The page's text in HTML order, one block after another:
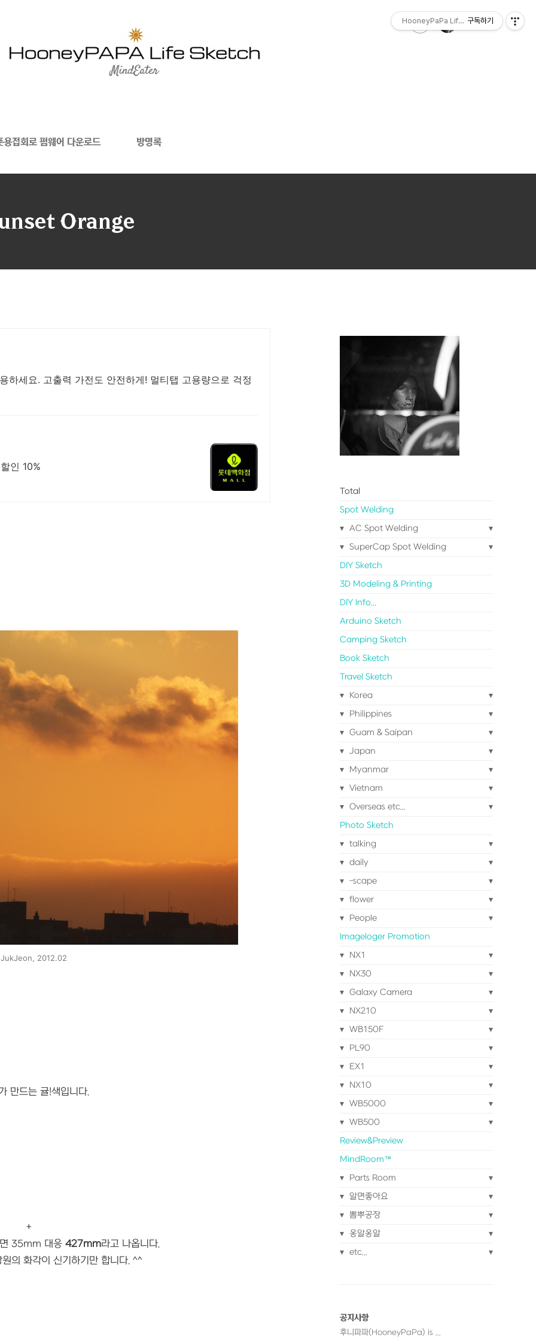
접회로 펌웨어 다운로드 방명록
Orange
하세요. 고출력 가전도 안전하게! 멀티탭 고용량으로 걱정
인 10%
2012.02
만드는 귤!색입니다.
+
35mm 대응 427mm라고 나옵니다.
의 화각이 신기하기만 합니다. ^^
Total
Spot Welding
AC Spot Welding
SuperCap Spot Welding
DIY Sketch
3D Modeling & Printing
DIY Info...
Arduino Sketch
Camping Sketch
Book Sketch
Travel Sketch
Korea
Philippines
Guam & Saipan
Japan
Myanmar
Vietnam
Overseas etc...
Photo Sketch
talking
daily
-scape
flower
People
Imageloger Promotion
NX1
NX30
Galaxy Camera
NX210
WB150F
PL90
EX1
NX10
WB5000
WB500
Review&Preview
MindRoom™
Parts Room
알면좋아요
뽐뿌공장
옹알옹알
etc...
공지사항
후니파파(HooneyPaPa) is ...
HooneyPaPa Life Sketch
구독하기